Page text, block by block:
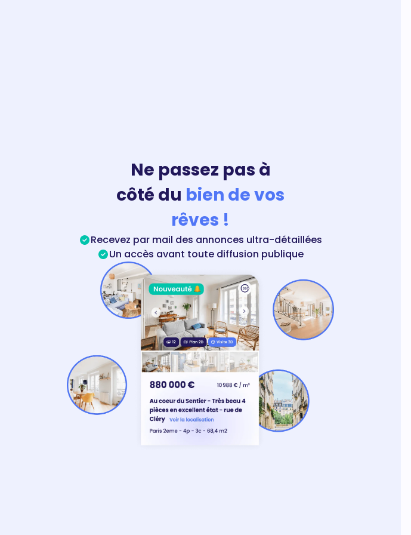
Ne passez pas à
côté du bien de vos
rêves !
Recevez par mail des annonces ultra-détaillées
Un accès avant toute diffusion publique